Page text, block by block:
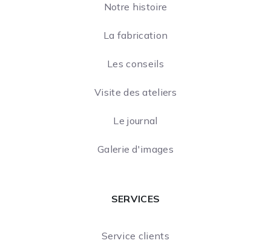
Notre histoire
La fabrication
Les conseils
Visite des ateliers
Le journal
Galerie d'images
SERVICES
Service clients